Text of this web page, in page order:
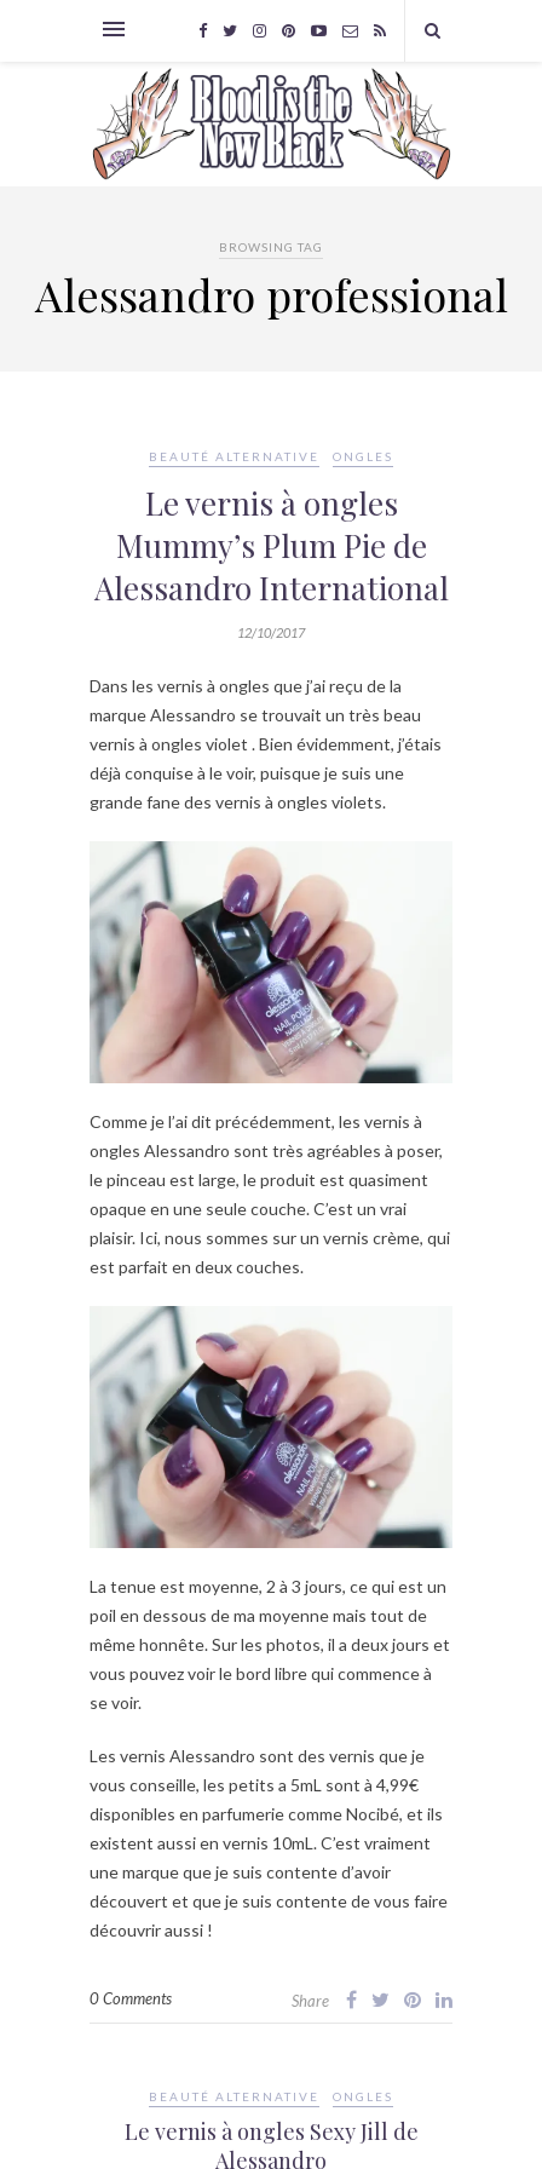
BROWSING TAG
Alessandro professional
BEAUTÉ ALTERNATIVE ONGLES
Le vernis à ongles
Mummy’s Plum Pie de
Alessandro International
12/10/2017
Dans les vernis à ongles que j’ai reçu de la
marque Alessandro se trouvait un très beau
vernis à ongles violet . Bien évidemment, j’étais
déjà conquise à le voir, puisque je suis une
grande fane des vernis à ongles violets.
Comme je l’ai dit précédemment, les vernis à
ongles Alessandro sont très agréables à poser,
le pinceau est large, le produit est quasiment
opaque en une seule couche. C’est un vrai
plaisir. Ici, nous sommes sur un vernis crème, qui
est parfait en deux couches.
La tenue est moyenne, 2 à 3 jours, ce qui est un
poil en dessous de ma moyenne mais tout de
même honnête. Sur les photos, il a deux jours et
vous pouvez voir le bord libre qui commence à
se voir.
Les vernis Alessandro sont des vernis que je
vous conseille, les petits a 5mL sont à 4,99€
disponibles en parfumerie comme Nocibé, et ils
existent aussi en vernis 10mL. C’est vraiment
une marque que je suis contente d’avoir
découvert et que je suis contente de vous faire
découvrir aussi !
0 Comments Share
BEAUTÉ ALTERNATIVE ONGLES
Le vernis à ongles Sexy Jill de
Alessandro